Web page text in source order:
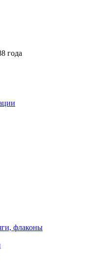
года
флаконы